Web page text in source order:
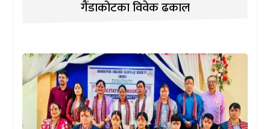
गैंडाकोटका विवेक ढकाल